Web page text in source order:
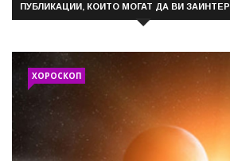
ПУБЛИКАЦИИ, КОИТО МОГАТ ДА ВИ
ХОРОСКОП